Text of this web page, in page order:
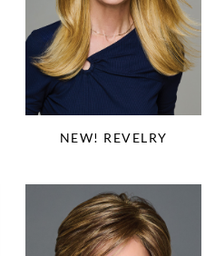
NEW! REVELRY